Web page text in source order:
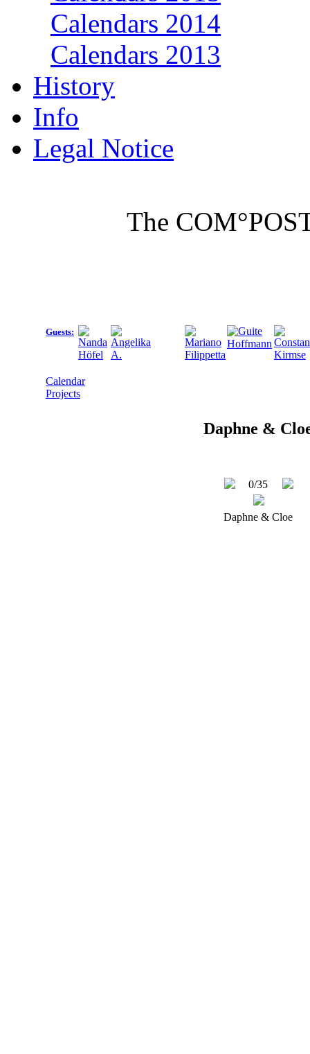
Calendars 2014
Calendars 2013
History
Info
Legal Notice
The
Guests:
Calendar
Projects
Daphne &
0/35
Daphne & Cloe